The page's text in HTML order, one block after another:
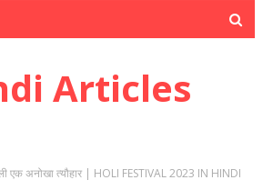
Articles
एक अनोखा त्यौहार | HOLI FESTIVAL 2023 IN HINDI